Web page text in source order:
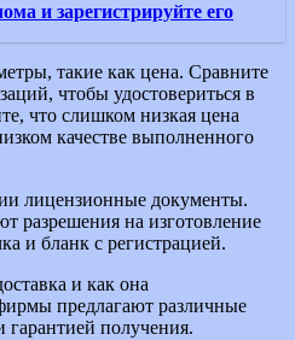
и зарегистрируйте его
такие как цена. Сравните
чтобы удостовериться в
что слишком низкая цена
качестве выполненного
лицензионные документы.
разрешения на изготовление
и бланк с регистрацией.
и как она
предлагают различные
получения.